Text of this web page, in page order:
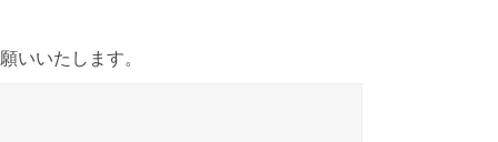
いいたします。